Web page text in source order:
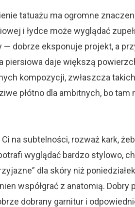
tatuażu ma ogromne
i łydce może wyglądać
— dobrze eksponuje projekt, a
piersiowa daje większą
kompozycji, zwłaszcza
płótno dla ambitnych, bo
na subtelności, rozważ kark,
wyglądać bardzo stylowo,
dla skóry niż
współgrać z anatomią.
dobrany garnitur i